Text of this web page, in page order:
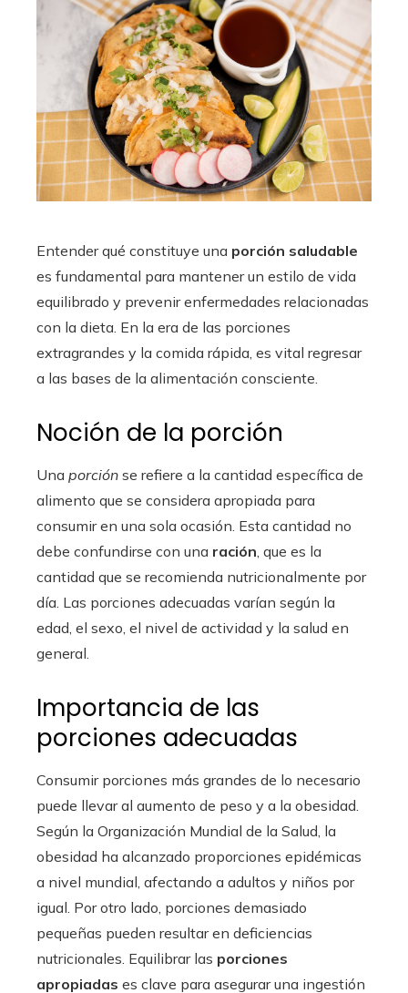
Entender qué constituye una porción saludable
es fundamental para mantener un estilo de vida
equilibrado y prevenir enfermedades relacionadas
con la dieta. En la era de las porciones
extragrandes y la comida rápida, es vital regresar
a las bases de la alimentación consciente.
Noción de la porción
Una porción se refiere a la cantidad específica de
alimento que se considera apropiada para
consumir en una sola ocasión. Esta cantidad no
debe confundirse con una ración , que es la
cantidad que se recomienda nutricionalmente por
día. Las porciones adecuadas varían según la
edad, el sexo, el nivel de actividad y la salud en
general.
Importancia de las
porciones adecuadas
Consumir porciones más grandes de lo necesario
puede llevar al aumento de peso y a la obesidad.
Según la Organización Mundial de la Salud, la
obesidad ha alcanzado proporciones epidémicas
a nivel mundial, afectando a adultos y niños por
igual. Por otro lado, porciones demasiado
pequeñas pueden resultar en deficiencias
nutricionales. Equilibrar las porciones
apropiadas es clave para asegurar una ingestión